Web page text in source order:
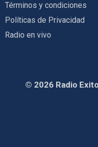
Términos y condiciones
Políticas de Privacidad
Radio en vivo
© 2026 Radio